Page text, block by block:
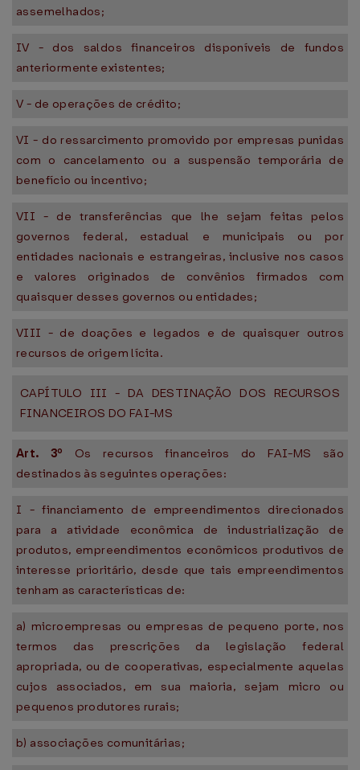
assemelhados;
IV - dos saldos financeiros disponíveis de fundos
anteriormente existentes;
V - de operações de crédito;
VI - do ressarcimento promovido por empresas punidas
com o cancelamento ou a suspensão temporária de
benefício ou incentivo;
VII - de transferências que lhe sejam feitas pelos
governos federal, estadual e municipais ou por
entidades nacionais e estrangeiras, inclusive nos casos
e valores originados de convênios firmados com
quaisquer desses governos ou entidades;
VIII - de doações e legados e de quaisquer outros
recursos de origem lícita.
CAPÍTULO III - DA DESTINAÇÃO DOS RECURSOS
FINANCEIROS DO FAI-MS
Art. 3º Os recursos financeiros do FAI-MS são
destinados às seguintes operações:
I - financiamento de empreendimentos direcionados
para a atividade econômica de industrialização de
produtos, empreendimentos econômicos produtivos de
interesse prioritário, desde que tais empreendimentos
tenham as características de:
a) microempresas ou empresas de pequeno porte, nos
termos das prescrições da legislação federal
apropriada, ou de cooperativas, especialmente aquelas
cujos associados, em sua maioria, sejam micro ou
pequenos produtores rurais;
b) associações comunitárias;